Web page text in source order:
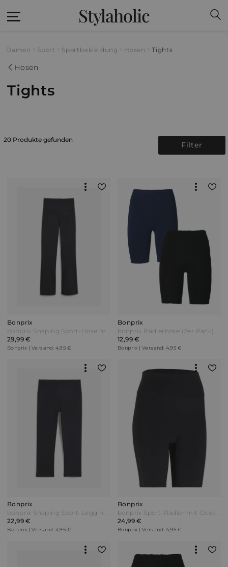
Stylaholic
Damen Sport Sportbekleidung Hosen Tights
Hosen
Tights
20 Produkte gefunden
Filter
Bonprix
bonprix Shaping Sport-Hose mit Tasche ausgestellt Schwarz
29,99 €
Bonprix | Versand: 4,95 €
Bonprix
bonprix Radlerhose (2er Pack) Blau
12,99 €
Bonprix | Versand: 4,95 €
Bonprix
bonprix Shaping Sport-Leggings mit Tasche 3/4-Länge​ Schwarz
22,99 €
Bonprix | Versand: 4,95 €
Bonprix
bonprix Sport-Radler mit Ocean Bound Plastic Bermuda-Länge Schwarz
24,99 €
Bonprix | Versand: 4,95 €